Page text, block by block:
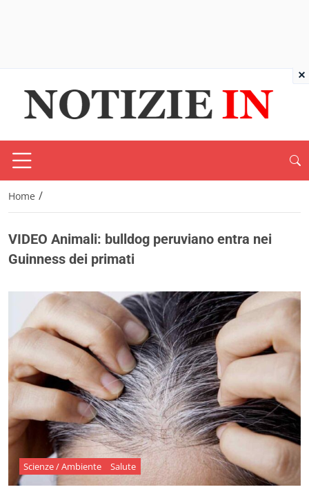
Home /
VIDEO Animali: bulldog peruviano entra nei
Guinness dei primati
Scienze / Ambiente Salute
×